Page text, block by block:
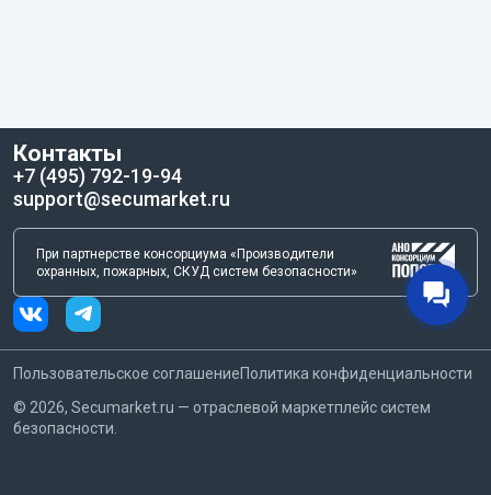
Контакты
+7 (495) 792-19-94
support@secumarket.ru
При партнерстве консорциума «Производители
охранных, пожарных, СКУД систем безопасности»
Пользовательское соглашениеПолитика конфиденциальности
© 2026, Secumarket.ru — отраслевой маркетплейс систем
безопасности.